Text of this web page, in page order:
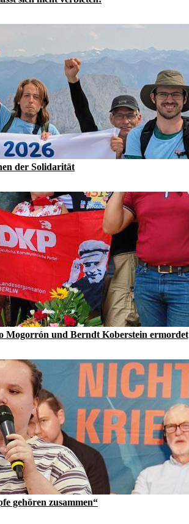
der Solidarität
Mogorrón und Berndt Koberstein ermordet
gehören zusammen“